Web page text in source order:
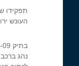
תפקידו
העונש
נהג